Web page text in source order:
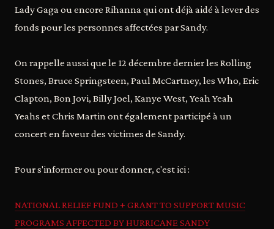
Lady Gaga ou encore Rihanna qui ont déjà aidé à lever des
fonds pour les personnes affectées par Sandy.
On rappelle aussi que le 12 décembre dernier les Rolling
Stones, Bruce Springsteen, Paul McCartney, les Who, Eric
Clapton, Bon Jovi, Billy Joel, Kanye West, Yeah Yeah
Yeahs et Chris Martin ont également participé à un
concert en faveur des victimes de Sandy.
Pour s'informer ou pour donner, c'est ici :
NATIONAL RELIEF FUND + GRANT TO SUPPORT MUSIC
PROGRAMS AFFECTED BY HURRICANE SANDY